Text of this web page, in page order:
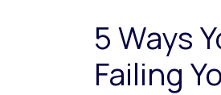
5 Ways
Failing